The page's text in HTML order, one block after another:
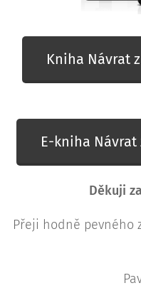
Kniha Návrat
E-kniha
Děkuji
Přeji hodně pevného